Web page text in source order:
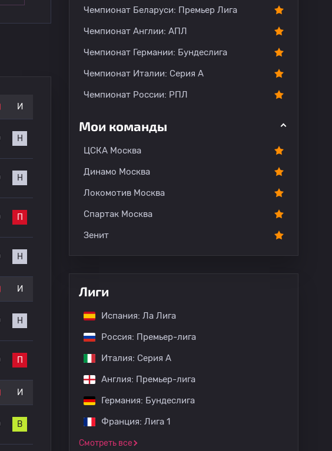
И
Н
Н
П
Н
И
Н
П
И
В
Чемпионат Беларуси: Премьер Лига
Чемпионат Англии: АПЛ
Чемпионат Германии: Бундеслига
Чемпионат Италии: Серия А
Чемпионат России: РПЛ
Мои команды
ЦСКА Москва
Динамо Москва
Локомотив Москва
Спартак Москва
Зенит
Лиги
Испания: Ла Лига
Россия: Премьер-лига
Италия: Серия А
Англия: Премьер-лига
Германия: Бундеслига
Франция: Лига 1
Смотреть все